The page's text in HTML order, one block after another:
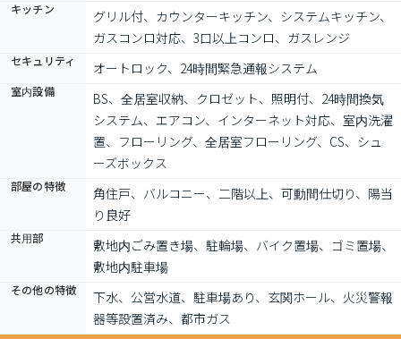
キッチン
グリル付、カウンターキッチン、システムキッチン、
ガスコンロ対応、3口以上コンロ、ガスレンジ
セキュリティ オートロック、24時間緊急通報システム
室内設備
BS、全居室収納、クロゼット、照明付、24時間換気
システム、エアコン、インターネット対応、室内洗濯
置、フローリング、全居室フローリング、CS、シュ
ーズボックス
部屋の特徴
角住戸、バルコニー、二階以上、可動間仕切り、陽当
り良好
共用部
敷地内ごみ置き場、駐輪場、バイク置場、ゴミ置場、
敷地内駐車場
その他の特徴
下水、公営水道、駐車場あり、玄関ホール、火災警報
器等設置済み、都市ガス